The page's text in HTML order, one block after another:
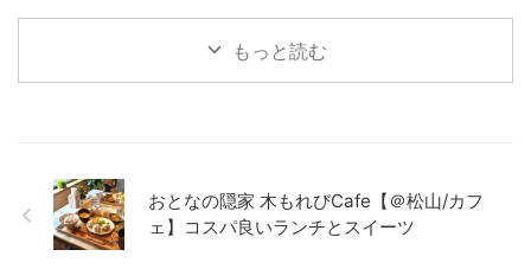
もっと読む
おとなの隠家 木もれびCafe【＠松山/カフ
ェ】コスパ良いランチとスイーツ